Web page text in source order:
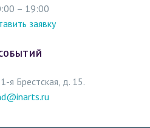
– 19:00
заявку
я Брестская, д. 15.